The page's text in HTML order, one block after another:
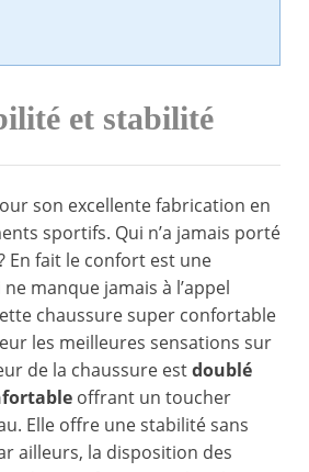
et stabilité
son excellente fabrication en
sportifs. Qui n’a jamais porté
En fait le confort est une
manque jamais à l’appel
chaussure super confortable
les meilleures sensations sur
de la chaussure estdoublé
offrant un toucher
Elle offre une stabilité sans
ailleurs, la disposition des